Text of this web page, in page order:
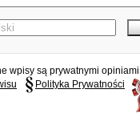
wpisy są prywatnymi
Polityka Prywatności